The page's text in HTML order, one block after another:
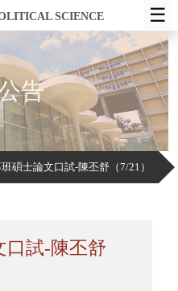
SCIENCE ☰
告
碩士論文口試-陳丕舒（7/21）
口試-陳丕舒